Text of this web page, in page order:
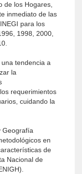
de los Hogares,
inmediato de las
para los
1998, 2000,
tendencia a
la
requerimientos
cuidando la
Geografía
en
de
Nacional de